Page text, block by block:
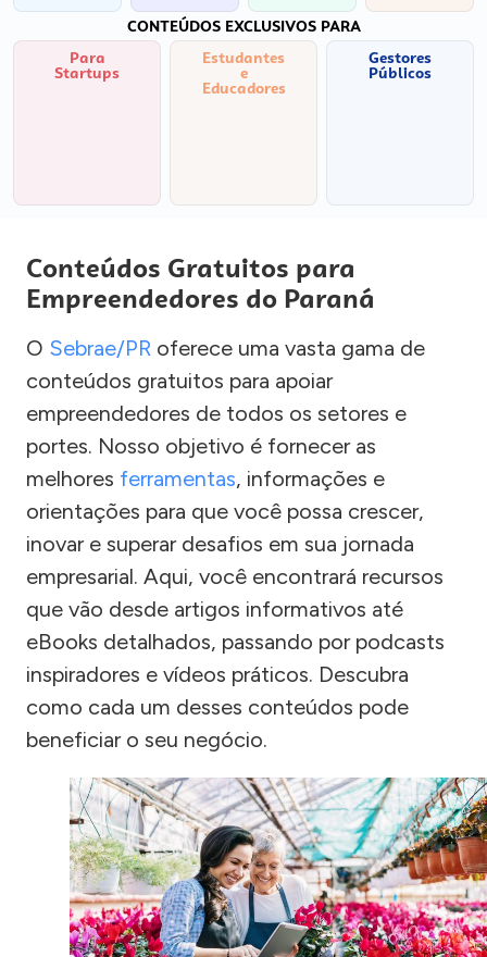
CONTEÚDOS EXCLUSIVOS PARA
Para
Startups
Estudantes
e
Educadores
Gestores
Públicos
Conteúdos Gratuitos para
Empreendedores do Paraná
O Sebrae/PR oferece uma vasta gama de
conteúdos gratuitos para apoiar
empreendedores de todos os setores e
portes. Nosso objetivo é fornecer as
melhores ferramentas, informações e
orientações para que você possa crescer,
inovar e superar desafios em sua jornada
empresarial. Aqui, você encontrará recursos
que vão desde artigos informativos até
eBooks detalhados, passando por podcasts
inspiradores e vídeos práticos. Descubra
como cada um desses conteúdos pode
beneficiar o seu negócio.